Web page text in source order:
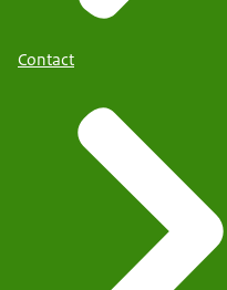
Contact